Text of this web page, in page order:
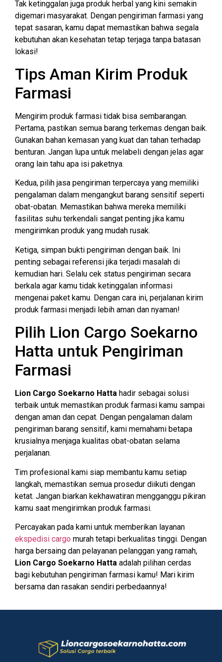
Tak ketinggalan juga produk herbal yang kini semakin
digemari masyarakat. Dengan pengiriman farmasi yang
tepat sasaran, kamu dapat memastikan bahwa segala
kebutuhan akan kesehatan tetap terjaga tanpa batasan
lokasi!
Tips Aman Kirim Produk
Farmasi
Mengirim produk farmasi tidak bisa sembarangan.
Pertama, pastikan semua barang terkemas dengan baik.
Gunakan bahan kemasan yang kuat dan tahan terhadap
benturan. Jangan lupa untuk melabeli dengan jelas agar
orang lain tahu apa isi paketnya.
Kedua, pilih jasa pengiriman terpercaya yang memiliki
pengalaman dalam mengangkut barang sensitif seperti
obat-obatan. Memastikan bahwa mereka memiliki
fasilitas suhu terkendali sangat penting jika kamu
mengirimkan produk yang mudah rusak.
Ketiga, simpan bukti pengiriman dengan baik. Ini
penting sebagai referensi jika terjadi masalah di
kemudian hari. Selalu cek status pengiriman secara
berkala agar kamu tidak ketinggalan informasi
mengenai paket kamu. Dengan cara ini, perjalanan kirim
produk farmasi menjadi lebih aman dan nyaman!
Pilih Lion Cargo Soekarno
Hatta untuk Pengiriman
Farmasi
Lion Cargo Soekarno Hatta hadir sebagai solusi
terbaik untuk memastikan produk farmasi kamu sampai
dengan aman dan cepat. Dengan pengalaman dalam
pengiriman barang sensitif, kami memahami betapa
krusialnya menjaga kualitas obat-obatan selama
perjalanan.
Tim profesional kami siap membantu kamu setiap
langkah, memastikan semua prosedur diikuti dengan
ketat. Jangan biarkan kekhawatiran mengganggu pikiran
kamu saat mengirimkan produk farmasi.
Percayakan pada kami untuk memberikan layanan
ekspedisi cargo murah tetapi berkualitas tinggi. Dengan
harga bersaing dan pelayanan pelanggan yang ramah,
Lion Cargo Soekarno Hatta adalah pilihan cerdas
bagi kebutuhan pengiriman farmasi kamu! Mari kirim
bersama dan rasakan sendiri perbedaannya!